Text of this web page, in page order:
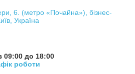
6. (метро «Почайна»), бізнес-
Україна
09:00 до 18:00
роботи